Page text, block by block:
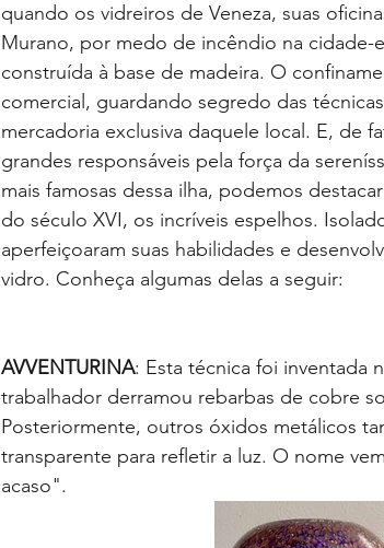
quando os vidreiros de Veneza, suas
Murano, por medo de incêndio na cidade-
construída à base de madeira. O
comercial, guardando segredo das
mercadoria exclusiva daquele local. E, de
grandes responsáveis pela força da
mais famosas dessa ilha, podemos
do século XVI, os incríveis espelhos.
aperfeiçoaram suas habilidades e
vidro. Conheça algumas delas a seguir:
AVVENTURINA: Esta técnica foi inventada
trabalhador derramou rebarbas de cobre
Posteriormente, outros óxidos metálicos
transparente para refletir a luz. O nome
acaso".